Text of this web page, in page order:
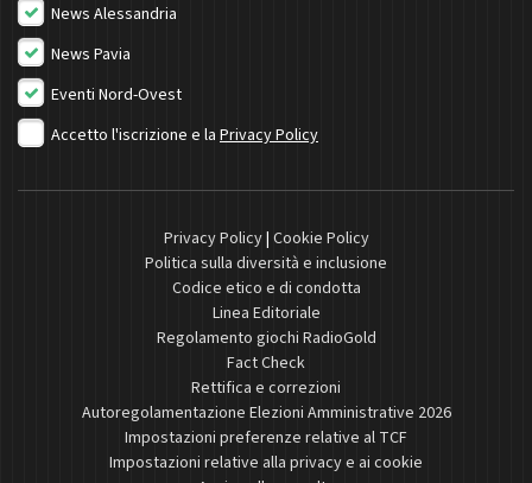
News Alessandria
News Pavia
Eventi Nord-Ovest
Accetto l'iscrizione e la Privacy Policy
Privacy Policy| Cookie Policy
Politica sulla diversità e inclusione
Codice etico e di condotta
Linea Editoriale
Regolamento giochi RadioGold
Fact Check
Rettifica e correzioni
Autoregolamentazione Elezioni Amministrative 2026
Impostazioni preferenze relative al TCF
Impostazioni relative alla privacy e ai cookie